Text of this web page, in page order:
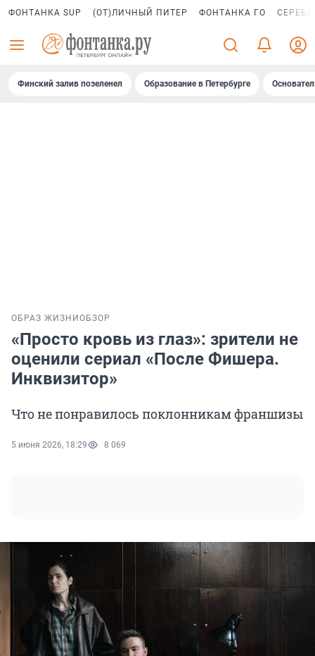
ФОНТАНКА SUP (ОТ)ЛИЧНЫЙ ПИТЕР ФОНТАНКА ГО
Финский залив позеленел Образование в Петербурге
ОБРАЗ ЖИЗНИ ОБЗОР
«Просто кровь из глаз»: зрители не
оценили сериал «После Фишера.
Инквизитор»
Что не понравилось поклонникам франшизы
5 июня 2026, 18:29 8 069